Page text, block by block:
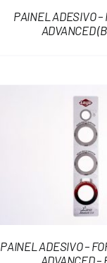
PAINEL ADESIVO –
ADVANCED
PAINEL ADESIVO –